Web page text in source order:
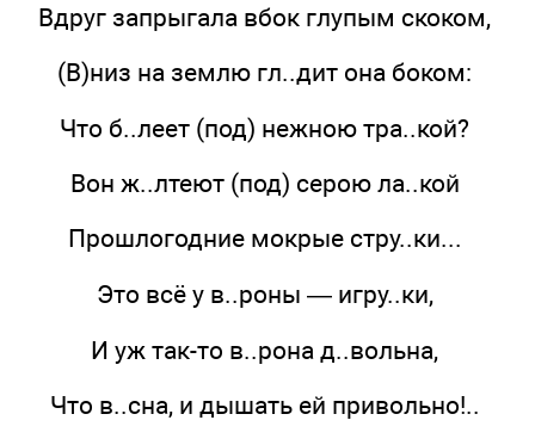
Вдруг запрыгала вбок глупым скоком,
(В)низ на землю гл..дит она боком:
Что б..леет (под) нежною тра..кой?
Вон ж..лтеют (под) серою ла..кой
Прошлогодние мокрые стру..ки...
Это всё у в..роны — игру..ки,
И уж так-то в..рона д..вольна,
Что в..сна, и дышать ей привольно!..